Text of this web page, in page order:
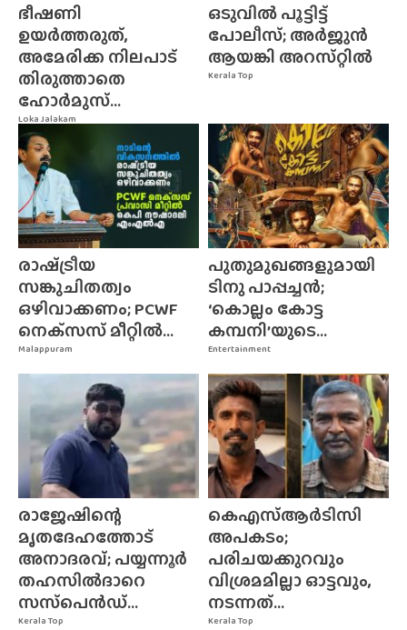
Loka Jalakam
ഭീഷണി
ഉയർത്തരുത്,
അമേരിക്ക നിലപാട്
തിരുത്താതെ
ഹോർമുസ്...
Kerala Top
ഒടുവിൽ പൂട്ടിട്ട്
പോലീസ്; അർജുൻ
ആയങ്കി അറസ്‌റ്റിൽ
Malappuram
രാഷ്‌ട്രീയ
സങ്കുചിതത്വം
ഒഴിവാക്കണം; PCWF
നെക്‌സസ്‌ മീറ്റിൽ...
Entertainment
പുതുമുഖങ്ങളുമായി
ടിനു പാപ്പച്ചൻ;
‘കൊല്ലം കോട്ട
കമ്പനി’യുടെ...
Kerala Top
രാജേഷിന്റെ
മൃതദേഹത്തോട്
അനാദരവ്; പയ്യന്നൂർ
തഹസിൽദാറെ
സസ്‌പെൻഡ്...
Kerala Top
കെഎസ്ആർടിസി
അപകടം;
പരിചയക്കുറവും
വിശ്രമമില്ലാ ഓട്ടവും,
നടന്നത്...